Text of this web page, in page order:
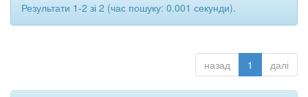
Результати 1-2 зі 2 (час пошуку: 0.001 секунди).
назад 1 далі